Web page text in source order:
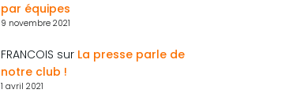
par équipes
9 novembre 2021
FRANCOIS sur La presse parle de
notre club !
1 avril 2021